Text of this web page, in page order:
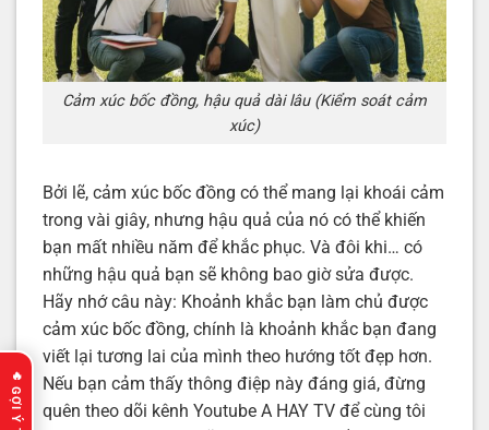
Cảm xúc bốc đồng, hậu quả dài lâu (Kiểm soát cảm
xúc)
Bởi lẽ, cảm xúc bốc đồng có thể mang lại khoái cảm
trong vài giây, nhưng hậu quả của nó có thể khiến
bạn mất nhiều năm để khắc phục. Và đôi khi… có
những hậu quả bạn sẽ không bao giờ sửa được.
Hãy nhớ câu này: Khoảnh khắc bạn làm chủ được
cảm xúc bốc đồng, chính là khoảnh khắc bạn đang
viết lại tương lai của mình theo hướng tốt đẹp hơn.
Nếu bạn cảm thấy thông điệp này đáng giá, đừng
quên theo dõi kênh Youtube A HAY TV để cùng tôi